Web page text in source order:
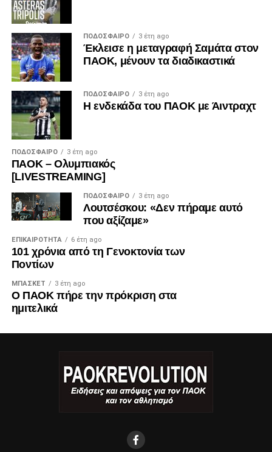
ΠΟΔΌΣΦΑΙΡΟ 3 έτη ago
Έκλεισε η μεταγραφή Σαμάτα στον
ΠΑΟΚ, μένουν τα διαδικαστικά
ΠΟΔΌΣΦΑΙΡΟ 3 έτη ago
Η ενδεκάδα του ΠΑΟΚ με Άιντραχτ
ΠΟΔΌΣΦΑΙΡΟ 3 έτη ago
ΠΑΟΚ – Ολυμπιακός
[LIVESTREAMING]
ΠΟΔΌΣΦΑΙΡΟ 3 έτη ago
Λουτσέσκου: «Δεν πήραμε αυτό
που αξίζαμε»
ΕΠΙΚΑΙΡΌΤΗΤΑ 6 έτη ago
101 χρόνια από τη Γενοκτονία των
Ποντίων
ΜΠΆΣΚΕΤ 3 έτη ago
Ο ΠΑΟΚ πήρε την πρόκριση στα
ημιτελικά